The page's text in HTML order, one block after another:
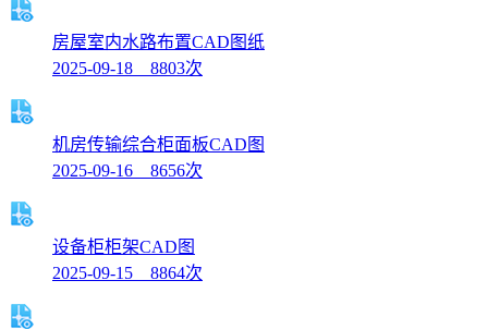
房屋室内水路布置CAD图纸
2025-09-18 8803次
机房传输综合柜面板CAD图
2025-09-16 8656次
设备柜柜架CAD图
2025-09-15 8864次